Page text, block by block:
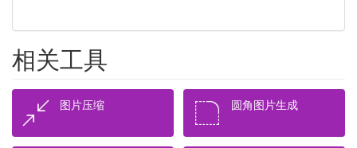
相关工具
图片压缩 圆角图片生成